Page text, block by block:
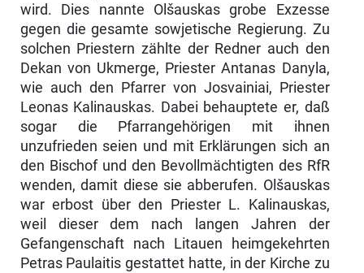
wird. Dies nannte Olšauskas grobe Exzesse
gegen die gesamte sowjetische Regierung. Zu
solchen Priestern zählte der Redner auch den
Dekan von Ukmerge, Prie­ster Antanas Danyla,
wie auch den Pfarrer von Josvainiai, Priester
Leonas Kalinauskas. Dabei behauptete er, daß
sogar die Pfarrangehörigen mit ihnen
unzufrieden seien und mit Erklärungen sich an
den Bischof und den Bevoll­mächtigten des RfR
wenden, damit diese sie abberufen. Olšauskas
war erbost über den Priester L. Kalinauskas,
weil dieser dem nach langen Jahren der
Gefangenschaft nach Litauen heimgekehrten
Petras Paulaitis gestattet hatte, in der Kirche zu